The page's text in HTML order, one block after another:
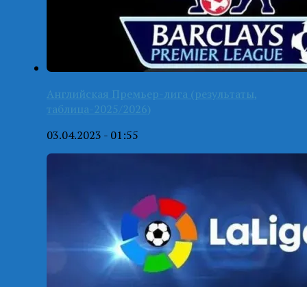
Английская Премьер-лига (результаты,
таблица-2025/2026)
03.04.2023 - 01:55